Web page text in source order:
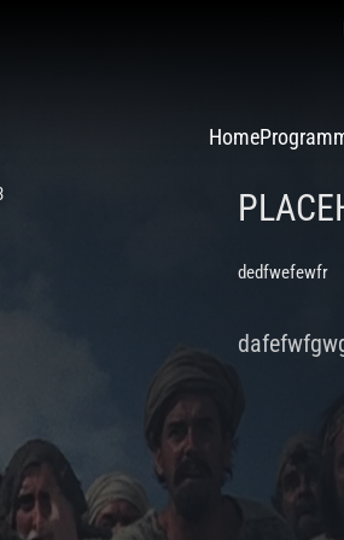
Home
dedfwefewfr